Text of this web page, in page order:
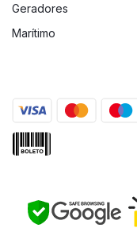
Geradores
Marítimo